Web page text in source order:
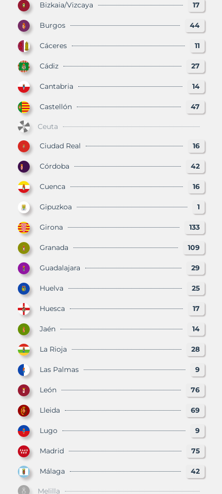
Bizkaia/Vizcaya 17
Burgos 44
Cáceres 11
Cádiz 27
Cantabria 14
Castellón 47
Ceuta
Ciudad Real 16
Córdoba 42
Cuenca 16
Gipuzkoa 1
Girona 133
Granada 109
Guadalajara 29
Huelva 25
Huesca 17
Jaén 14
La Rioja 28
Las Palmas 9
León 76
Lleida 69
Lugo 9
Madrid 75
Málaga 42
Melilla